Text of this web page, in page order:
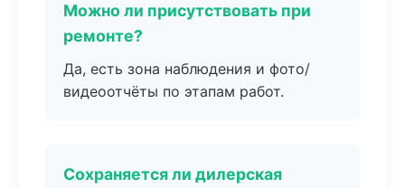
Можно ли присутствовать при
ремонте?
Да, есть зона наблюдения и фото/
видеоотчёты по этапам работ.
Сохраняется ли дилерская